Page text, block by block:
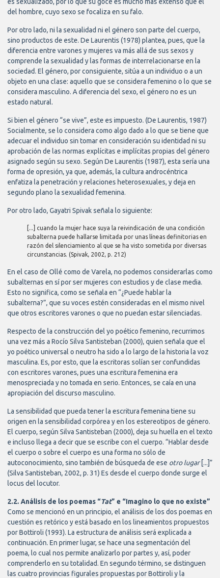
del hombre, cuyo sexo se focaliza en su falo.
Por otro lado, ni la sexualidad ni el género son parte del cuerpo,
sino productos de este. De Laurentis (1978) plantea, pues, que la
diferencia entre varones y mujeres va más allá de sus sexos y
comprende la sexualidad y las formas de interrelacionarse en la
sociedad. El género, por consiguiente, sitúa a un individuo o a un
objeto en una clase: aquello que se considera femenino o lo que se
considera masculino. A diferencia del sexo, el género no es un
estado natural.
Si bien el género “se vive”, este es impuesto. (De Laurentis, 1987)
Socialmente, se lo considera como algo dado a lo que se tiene que
adecuar el individuo sin tomar en consideración su identidad ni su
aprobación de las normas explícitas e implícitas propias del género
asignado según su sexo. Según De Laurentis (1987), esta sería una
forma de opresión, ya que, además, la cultura androcéntrica
enfatiza la penetración y relaciones heterosexuales, y deja en
segundo plano la sexualidad femenina.
Por otro lado, Gayatri Spivak señala lo siguiente:
[...] cuando la mujer hace suya la reivindicación de una condición
subalterna puede hallarse limitada por unas líneas definitorias en
razón del silenciamiento al que se ha visto sometida por diversas
circunstancias. (Spivak, 2002, p. 212)
En el caso de Ollé como de Varela, no podemos considerarlas como
subalternas en sí por ser mujeres con estudios y de clase media.
Esto no significa, como se señala en “¿Puede hablar la
subalterna?”, que su voces estén consideradas en el mismo nivel
que otros escritores varones o que no puedan estar silenciadas.
Respecto de la construcción del yo poético femenino, recurrimos
una vez más a Rocío Silva Santisteban (2000), quien señala que el
yo poético universal o neutro ha sido a lo largo de la historia la voz
masculina. Es, por esto, que la escritoras solían ser confundidas
con escritores varones, pues una escritura femenina era
menospreciada y no tomada en serio. Entonces, se caía en una
apropiación del discurso masculino.
La sensibilidad que pueda tener la escritura femenina tiene su
origen en la sensibilidad corpórea y en los estereotipos de género.
El cuerpo, según Silva Santisteban (2000), deja su huella en el texto
e incluso llega a decir que se escribe con el cuerpo. “Hablar desde
el cuerpo o sobre el cuerpo es una forma no sólo de
autoconocimiento, sino también de búsqueda de ese otro lugar[...]”
(Silva Santisteban, 2002, p. 31) Es desde el cuerpo donde surge el
locus del locutor.
2.2. Análisis de los poemas “Tat” e “Imagino lo que no existe”
Como se mencionó en un principio, el análisis de los dos poemas en
cuestión es retórico y está basado en los lineamientos propuestos
por Bottiroli (1993). La estructura de análisis será explicada a
continuación. En primer lugar, se hace una segmentación del
poema, lo cual nos permite analizarlo por partes y, así, poder
comprenderlo en su totalidad. En segundo término, se distinguen
las cuatro provincias figurales propuestas por Bottiroli y la